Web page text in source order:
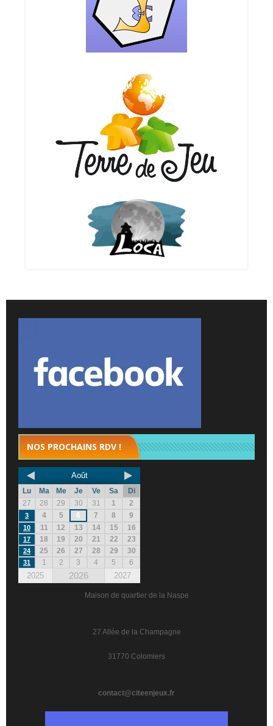
NOS PROCHAINS RDV !
Août
Lu Ma Me Je Ve Sa
Di
27
28 29 30 31 1 2
3 4 5 6 7 8 9
10 11 12 13 14 15 16
17 18 19 20 21 22 23
24 25 26 27 28 29 30
31 1 2 3 4 5 6
2025 2026 2027
Maison de quartier de la Naspe
27 Allée de la Champagne
31770 Colomiers
contact@citeenjeux.fr